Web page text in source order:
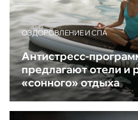
ОЗДОРОВЛЕНИЕ И СПА
Антистресс-
предлагают отели и
«сонного» отдыха